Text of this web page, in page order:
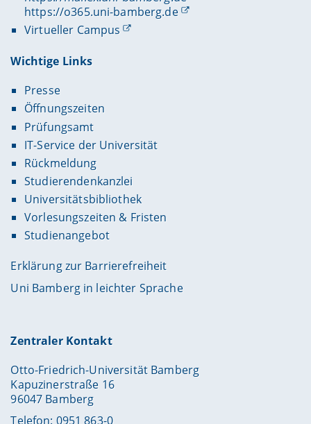
https://o365.uni-bamberg.de
Virtueller Campus
Wichtige Links
Presse
Öffnungszeiten
Prüfungsamt
IT-Service der Universität
Rückmeldung
Studierendenkanzlei
Universitätsbibliothek
Vorlesungszeiten & Fristen
Studienangebot
Erklärung zur Barrierefreiheit
Uni Bamberg in leichter Sprache
Zentraler Kontakt
Otto-Friedrich-Universität Bamberg
Kapuzinerstraße 16
96047 Bamberg
Telefon: 0951 863-0